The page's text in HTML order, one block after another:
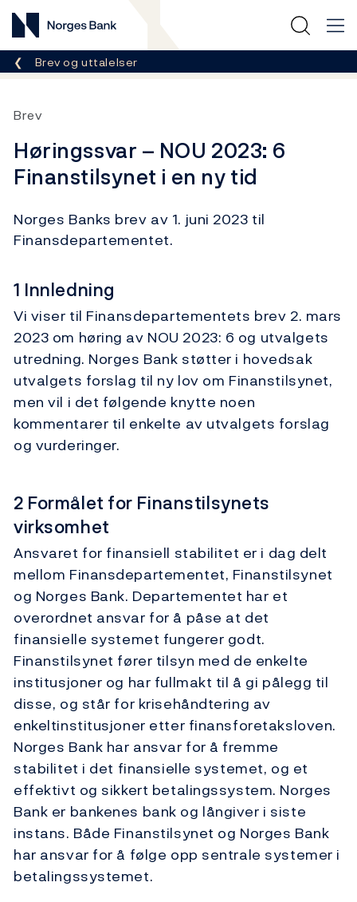
Norges Bank
Her er du nå:
Brev og uttalelser
Brev
Høringssvar – NOU 2023: 6
Finanstilsynet i en ny tid
Norges Banks brev av 1. juni 2023 til
Finansdepartementet.
1 Innledning
Vi viser til Finansdepartementets brev 2. mars
2023 om høring av NOU 2023: 6 og utvalgets
utredning. Norges Bank støtter i hovedsak
utvalgets forslag til ny lov om Finanstilsynet,
men vil i det følgende knytte noen
kommentarer til enkelte av utvalgets forslag
og vurderinger.
2 Formålet for Finanstilsynets
virksomhet
Ansvaret for finansiell stabilitet er i dag delt
mellom Finansdepartementet, Finanstilsynet
og Norges Bank. Departementet har et
overordnet ansvar for å påse at det
finansielle systemet fungerer godt.
Finanstilsynet fører tilsyn med de enkelte
institusjoner og har fullmakt til å gi pålegg til
disse, og står for krisehåndtering av
enkeltinstitusjoner etter finansforetaksloven.
Norges Bank har ansvar for å fremme
stabilitet i det finansielle systemet, og et
effektivt og sikkert betalingssystem. Norges
Bank er bankenes bank og långiver i siste
instans. Både Finanstilsynet og Norges Bank
har ansvar for å følge opp sentrale systemer i
betalingssystemet.